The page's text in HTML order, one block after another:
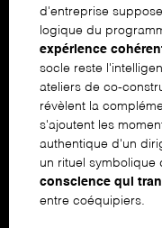
d'entreprise
logique du
expérience
socle reste
ateliers de co-
révèlent la
s'ajoutent les
authentique d'un
un rituel symbolique
conscience qui
entre coéquipiers.